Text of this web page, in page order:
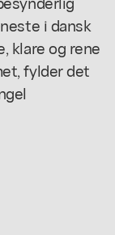
i dansk
klare og rene
fylder det